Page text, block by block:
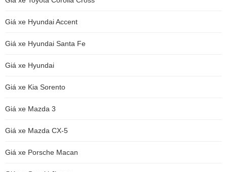
Giá xe Hyundai Accent
Giá xe Hyundai Santa Fe
Giá xe Hyundai
Giá xe Kia Sorento
Giá xe Mazda 3
Giá xe Mazda CX-5
Giá xe Porsche Macan